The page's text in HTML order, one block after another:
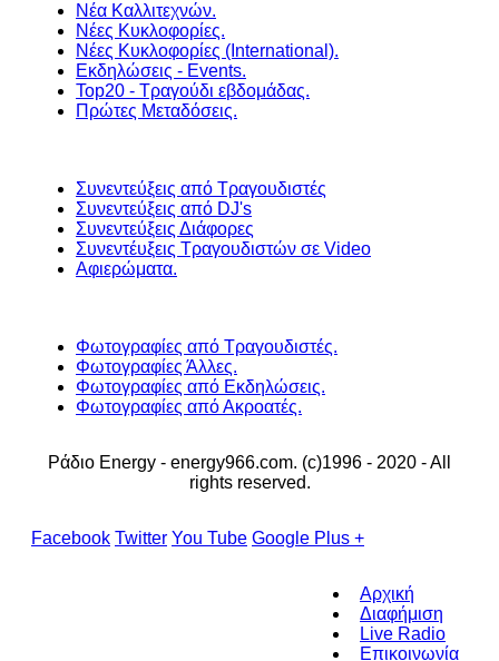
Νέα Καλλιτεχνών.
Νέες Κυκλοφορίες.
Νέες Κυκλοφορίες (International).
Εκδηλώσεις - Events.
Top20 - Τραγούδι εβδομάδας.
Πρώτες Μεταδόσεις.
Συνεντεύξεις από Τραγουδιστές
Συνεντεύξεις από DJ's
Συνεντεύξεις Διάφορες
Συνεντέυξεις Τραγουδιστών σε Video
Αφιερώματα.
Φωτογραφίες από Τραγουδιστές.
Φωτογραφίες Άλλες.
Φωτογραφίες από Εκδηλώσεις.
Φωτογραφίες από Ακροατές.
Ράδιο Energy - energy966.com. (c)1996 - 2020 - All
rights reserved.
Facebook Twitter You Tube Google Plus +
Αρχική
Διαφήμιση
Live Radio
Επικοινωνία